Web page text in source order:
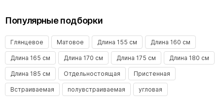
Популярные подборки
Глянцевое Матовое Длина 155 см Длина 160 см
Длина 165 см Длина 170 см Длина 175 см Длина 180 см
Длина 185 см Отдельностоящая Пристенная
Встраиваемая полувстраиваемая угловая